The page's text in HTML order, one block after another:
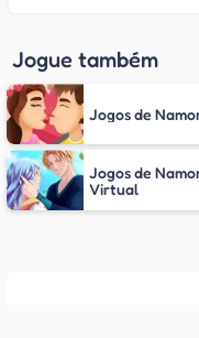
Jogue também
Jogos de
Jogos de
Virtual